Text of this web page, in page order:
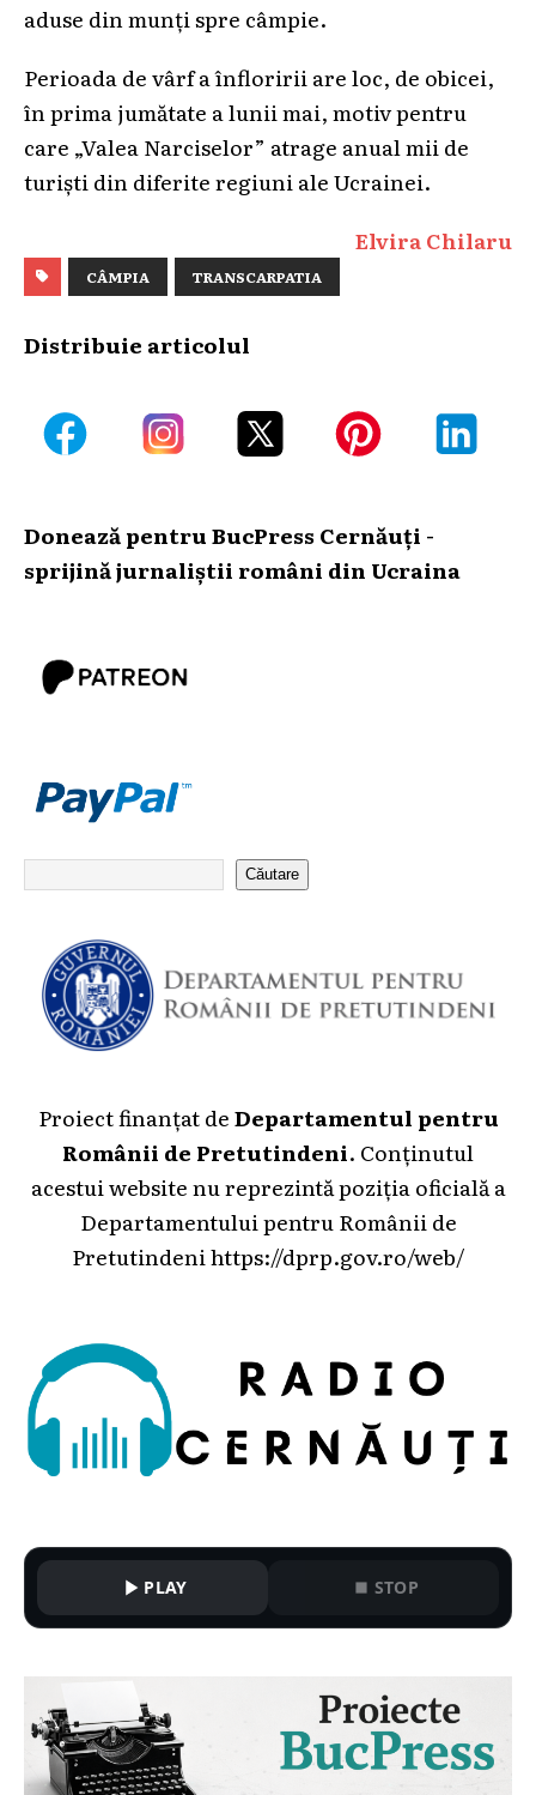
aduse din munți spre câmpie.
Perioada de vârf a înfloririi are loc, de obicei,
în prima jumătate a lunii mai, motiv pentru
care „Valea Narciselor” atrage anual mii de
turiști din diferite regiuni ale Ucrainei.
Elvira Chilaru
CÂMPIA TRANSCARPATIA
Distribuie articolul
Donează pentru BucPress Cernăuți -
sprijină jurnaliștii români din Ucraina
Căutare
Proiect finanțat deDepartamentul pentru
Românii de Pretutindeni. Conținutul
acestui website nu reprezintă poziția oficială a
Departamentului pentru Românii de
Pretutindeni https://dprp.gov.ro/web/
PLAY STOP